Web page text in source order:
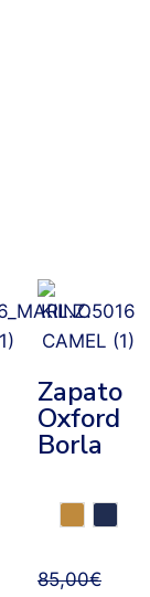
Zapato
Oxford
Borla
85,00€